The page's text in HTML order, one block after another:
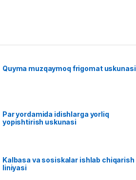
Quyma muzqaymoq frigomat uskunasi
Par yordamida idishlarga yorliq
yopishtirish uskunasi
Kalbasa va sosiskalar ishlab chiqarish
liniyasi